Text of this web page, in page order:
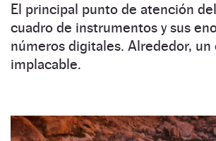
El principal punto de atención
cuadro de instrumentos y sus
números digitales. Alrededor,
implacable.